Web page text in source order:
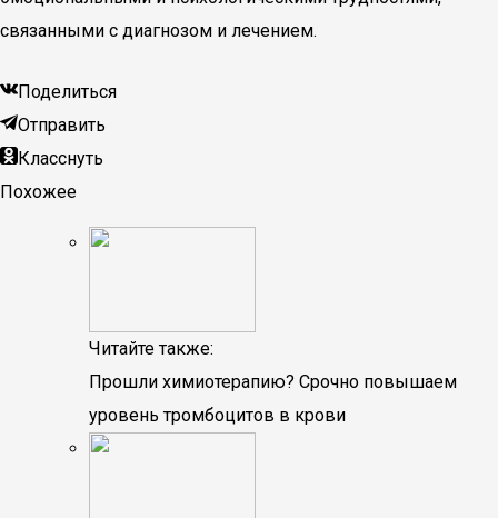
связанными с диагнозом и лечением.
Поделиться
Отправить
Класснуть
Похожее
Читайте также:
Прошли химиотерапию? Срочно повышаем
уровень тромбоцитов в крови